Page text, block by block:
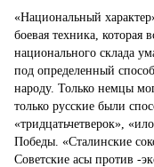
«Национальный
боевая техника, которая
национального склада
под определенный
народу. Только немцы
только русские были
«тридцатьчетверок»,
Победы. «Сталинские
Советские асы против -